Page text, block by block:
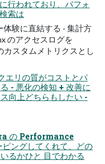
行われており、パフォ
索は
体験に直結する - 集計方
のアクセスログを
カスタムメトリクスとし
エリの質がコストとパ
- 悪化の検知 + 改善に
向上どちらもしたい -
の Performance
ングしてくれて、どの
るかひと 目でわかる